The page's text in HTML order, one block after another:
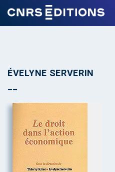
ÉVELYNE SERVERIN